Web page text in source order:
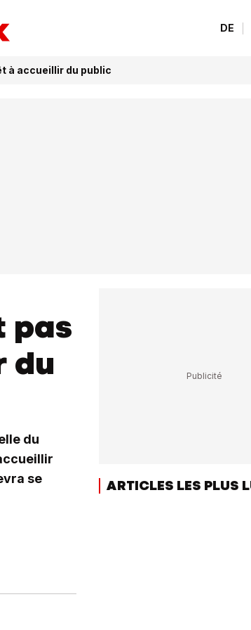
DE
à accueillir du public
pas
du
du
se
ARTICLES LES PLUS